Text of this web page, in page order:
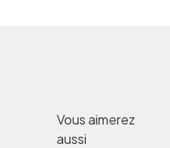
Vous aimerez
aussi